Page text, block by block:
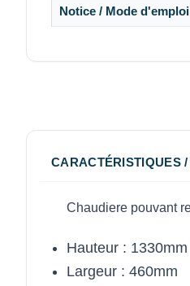
Notice / Mode
CARACTÉRISTIQUES
Chaudiere pouvant
Hauteur : 1330mm
Largeur : 460mm